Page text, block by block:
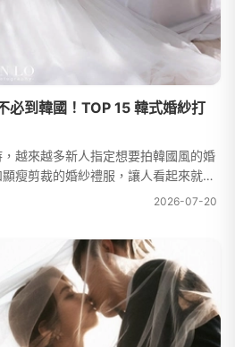
必到韓國！TOP 15 韓式婚紗打
越來越多新人指定想要拍韓國風的婚
瘦剪裁的婚紗禮服，讓人看起來就像
美又夢幻！而且韓系婚紗都有著浪漫
2026-07-20